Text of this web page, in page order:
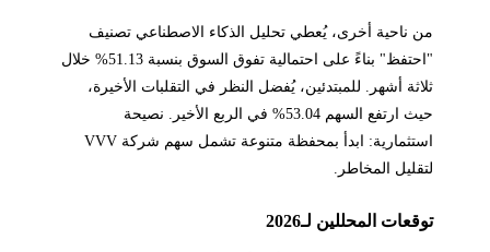
من ناحية أخرى، يُعطي تحليل الذكاء الاصطناعي تصنيف
"احتفظ" بناءً على احتمالية تفوق السوق بنسبة 51.13% خلال
ثلاثة أشهر. للمبتدئين، يُفضل النظر في التقلبات الأخيرة،
حيث ارتفع السهم 53.04% في الربع الأخير. نصيحة
استثمارية: ابدأ بمحفظة متنوعة تشمل سهم شركة VVV
لتقليل المخاطر.
توقعات المحللين لـ2026